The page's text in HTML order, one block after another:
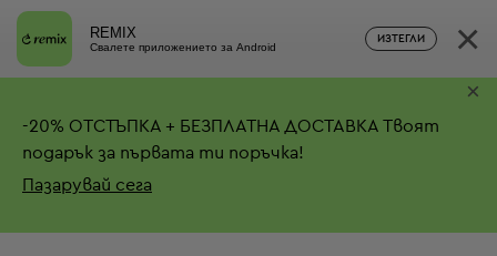
REMIX
Свалете приложението за Android
ИЗТЕГЛИ ×
-20% ОТСТЪПКА + БЕЗПЛАТНА ДОСТАВКА Твоят
подарък за първата ти поръчка!
Пазарувай сега
×